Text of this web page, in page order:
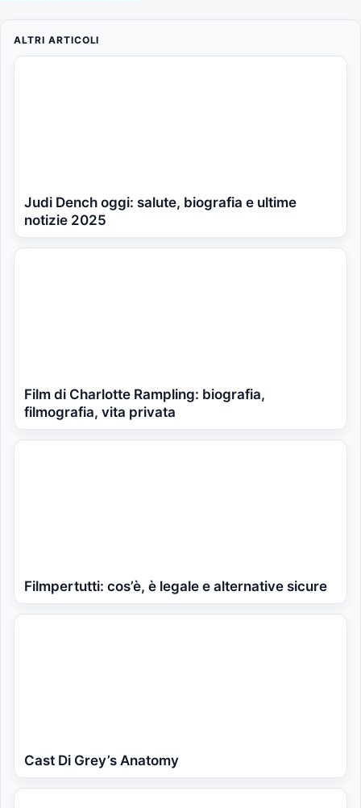
ALTRI ARTICOLI
Judi Dench oggi: salute, biografia e ultime
notizie 2025
Film di Charlotte Rampling: biografia,
filmografia, vita privata
Filmpertutti: cos’è, è legale e alternative sicure
Cast Di Grey’s Anatomy